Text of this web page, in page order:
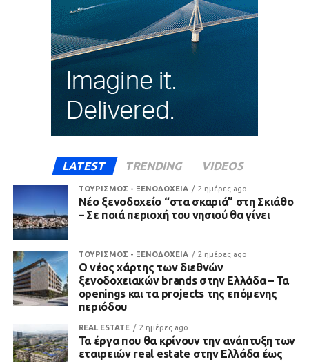
LATEST TRENDING VIDEOS
ΤΟΥΡΙΣΜΟΣ - ΞΕΝΟΔΟΧΕΙΑ 2 ημέρες ago
Νέο ξενοδοχείο “στα σκαριά” στη Σκιάθο
– Σε ποιά περιοχή του νησιού θα γίνει
ΤΟΥΡΙΣΜΟΣ - ΞΕΝΟΔΟΧΕΙΑ 2 ημέρες ago
Ο νέος χάρτης των διεθνών
ξενοδοχειακών brands στην Ελλάδα – Τα
openings και τα projects της επόμενης
περιόδου
REAL ESTATE 2 ημέρες ago
Τα έργα που θα κρίνουν την ανάπτυξη των
εταιρειών real estate στην Ελλάδα έως